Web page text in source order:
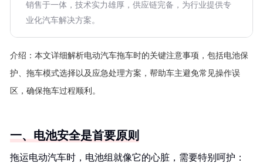
销售于一体，技术实力雄厚，供应链完备，为行业提供专
业化汽车解决方案。
介绍： 本文详细解析电动汽车拖车时的关键注意事项，包括电池保
护、拖车模式选择以及应急处理方案，帮助车主避免常见操作误
区，确保拖车过程顺利。
一、电池安全是首要原则
拖运电动汽车时，电池组就像它的心脏，需要特别呵护：